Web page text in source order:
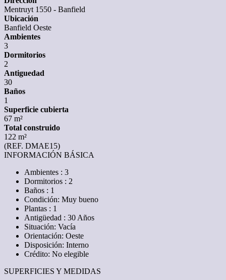
Mentruyt 1550 - Banfield
Ubicación
Banfield Oeste
Ambientes
3
Dormitorios
2
Antiguedad
30
Baños
1
Superficie cubierta
67 m²
Total construido
122 m²
(REF. DMAE15)
INFORMACIÓN BÁSICA
Ambientes : 3
Dormitorios : 2
Baños : 1
Condición: Muy bueno
Plantas : 1
Antigüedad : 30 Años
Situación: Vacía
Orientación: Oeste
Disposición: Interno
Crédito: No elegible
SUPERFICIES Y MEDIDAS